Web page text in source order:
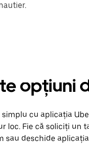
opțiuni
cu aplicația
Fie că soliciți un
sau deschide